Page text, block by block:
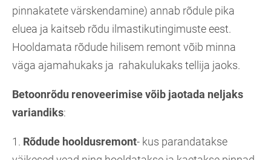
pinnakatete värskendamine) annab rõdule pika
eluea ja kaitseb rõdu ilmastikutingimuste eest.
Hooldamata rõdude hilisem remont võib minna
väga ajamahukaks ja rahakulukaks tellija jaoks.
Betoonrõdu renoveerimise võib jaotada neljaks
variandiks:
1. Rõdude hooldusremont- kus parandatakse